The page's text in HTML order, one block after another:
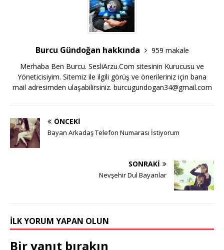
Burcu Gündoğan hakkında
959 makale
Merhaba Ben Burcu. SesliArzu.Com sitesinin Kurucusu ve
Yöneticisiyim. Sitemiz ile ilgili görüş ve önerileriniz için bana
mail adresimden ulaşabilirsiniz. burcugundogan34@gmail.com
ÖNCEKI
Bayan Arkadaş Telefon Numarası İstiyorum
SONRAKI
Nevşehir Dul Bayanlar
İLK YORUM YAPAN OLUN
Bir yanıt bırakın